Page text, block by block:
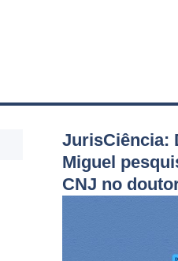
JurisCiência:
Miguel
CNJ no